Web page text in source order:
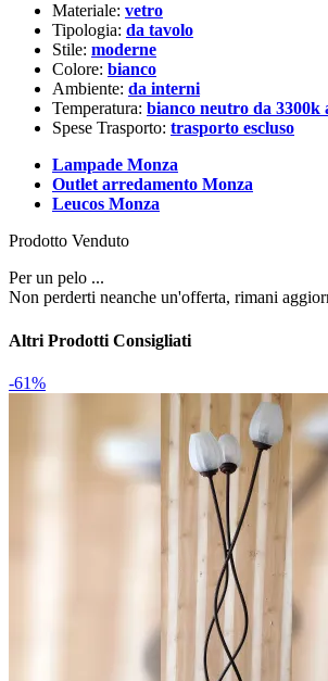
Materiale: vetro
Tipologia: da tavolo
Stile: moderne
Colore: bianco
Ambiente: da interni
Temperatura: bianco neutro da 3300k
Spese Trasporto: trasporto escluso
Lampade Monza
Outlet arredamento Monza
Leucos Monza
Prodotto Venduto
Per un pelo ...
Non perderti neanche un'offerta, rimani
Altri Prodotti Consigliati
-61%